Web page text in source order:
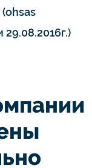
(ohsas
29.08.2016г.)